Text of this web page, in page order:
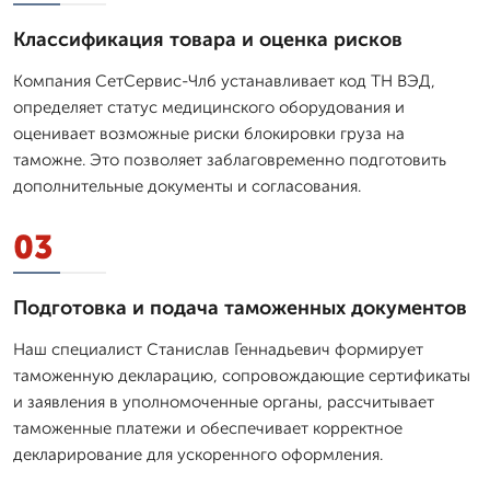
Классификация товара и оценка рисков
Компания СетСервис-Члб устанавливает код ТН ВЭД,
определяет статус медицинского оборудования и
оценивает возможные риски блокировки груза на
таможне. Это позволяет заблаговременно подготовить
дополнительные документы и согласования.
03
Подготовка и подача таможенных документов
Наш специалист Станислав Геннадьевич формирует
таможенную декларацию, сопровождающие сертификаты
и заявления в уполномоченные органы, рассчитывает
таможенные платежи и обеспечивает корректное
декларирование для ускоренного оформления.